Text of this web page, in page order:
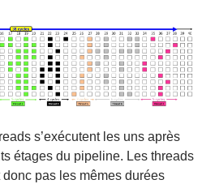
s’exécutent les uns après
étages du pipeline. Les threads
donc pas les mêmes durées